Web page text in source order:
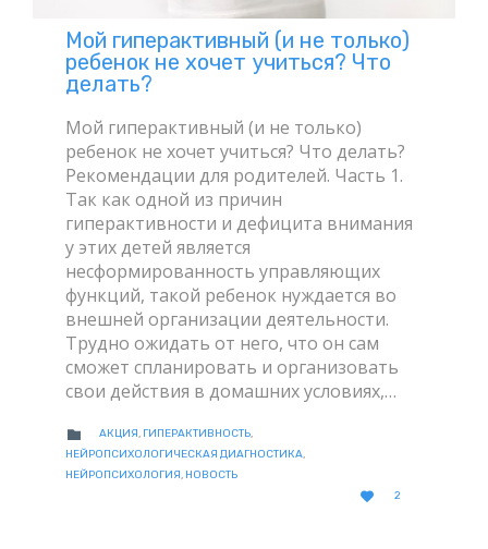
Мой гиперактивный (и не только)
ребенок не хочет учиться? Что
делать?
Мой гиперактивный (и не только)
ребенок не хочет учиться? Что делать?
Рекомендации для родителей. Часть 1.
Так как одной из причин
гиперактивности и дефицита внимания
у этих детей является
несформированность управляющих
функций, такой ребенок нуждается во
внешней организации деятельности.
Трудно ожидать от него, что он сам
сможет спланировать и организовать
свои действия в домашних условиях,…
 CATEGORY
АКЦИЯ, ГИПЕРАКТИВНОСТЬ,
НЕЙРОПСИХОЛОГИЧЕСКАЯ ДИАГНОСТИКА,
НЕЙРОПСИХОЛОГИЯ, НОВОСТЬ

LOVE
2